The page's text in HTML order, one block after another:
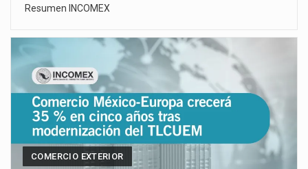
Resumen INCOMEX
COMERCIO EXTERIOR